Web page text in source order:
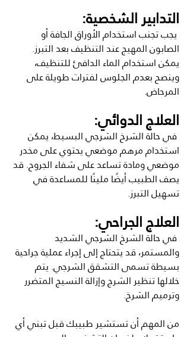
التدابير الشخصية:
يجب تجنب استخدام الأوراق الجافة أو
الصابون المهيج عند التنظيف بعد التبرز.
يمكن استخدام الماء الدافئ للتنظيف،
وينصح بعدم الجلوس لفترات طويلة على
المرحاض.
العلاج الدوائي:
في حالة الشرخ الشرجي البسيط، يمكن
استخدام مرهم موضعي يحتوي على مخدر
موضعي ومادة تساعد على شفاء الجروح. قد
يصف الطبيب أيضًا ملينًا للمساعدة في
تسهيل التبرز.
العلاج الجراحي:
في حالة الشرخ الشرجي الشديد
والمستمر، قد يتحتاج إلى إجراء عملية جراحية
بسيطة تسمى التشقق الشرجي. يتم
خلالها تنظير الشرج وإزالة النسيج المتضرر
وترميم الشرخ.
من المهم أن تستشير طبيبك قبل تبني أي